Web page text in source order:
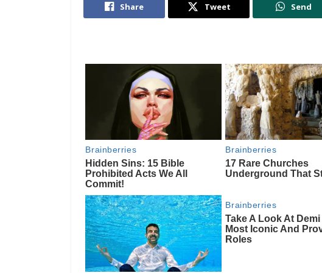
Share Tweet Send